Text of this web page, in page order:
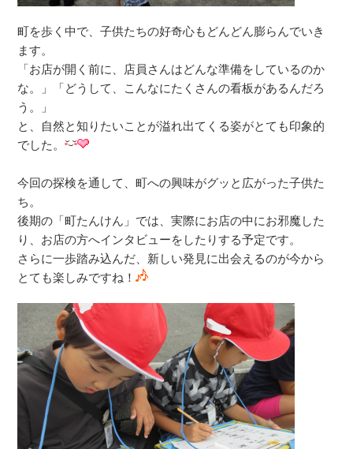
町を歩く中で、子供たちの好奇心もどんどん膨らんでいき
ます。
「お店が開く前に、店員さんはどんな準備をしているのか
な。」「どうして、こんなにたくさんの看板があるんだろ
う。」
と、自然と知りたいことが溢れ出てくる姿がとても印象的
でした。
今回の探検を通して、町への興味がグッと広がった子供た
ち。
後期の「町たんけん」では、実際にお店の中にお邪魔した
り、お店の方へインタビューをしたりする予定です。
さらに一歩踏み込んだ、新しい発見に出会えるのが今から
とても楽しみですね！